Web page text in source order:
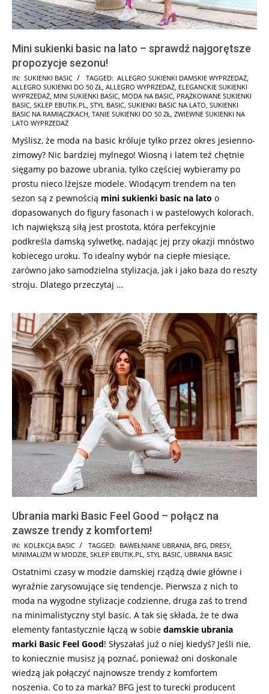
Mini sukienki basic na lato – sprawdź najgorętsze
propozycje sezonu!
2026-
07-
07
IN: SUKIENKI BASIC TAGGED: ALLEGRO SUKIENKI DAMSKIE WYPRZEDAŻ,
ALLEGRO SUKIENKI DO 50 ZŁ, ALLEGRO WYPRZEDAŻ, ELEGANCKIE SUKIENKI
WYPRZEDAŻ, MINI SUKIENKI BASIC, MODA NA BASIC, PRĄŻKOWANE SUKIENKI
BASIC, SKLEP EBUTIK.PL, STYL BASIC, SUKIENKI BASIC NA LATO, SUKIENKI
BASIC NA RAMIĄCZKACH, TANIE SUKIENKI DO 50 ZŁ, ZWIEWNE SUKIENKI NA
LATO WYPRZEDAŻ
Myślisz, że moda na basic króluje tylko przez okres jesienno-
zimowy? Nic bardziej mylnego! Wiosną i latem też chętnie
sięgamy po bazowe ubrania, tylko częściej wybieramy po
prostu nieco lżejsze modele. Wiodącym trendem na ten
sezon są z pewnością mini sukienki basic na lato o
dopasowanych do figury fasonach i w pastelowych kolorach.
Ich największą siłą jest prostota, która perfekcyjnie
podkreśla damską sylwetkę, nadając jej przy okazji mnóstwo
kobiecego uroku. To idealny wybór na ciepłe miesiące,
zarówno jako samodzielna stylizacja, jak i jako baza do reszty
stroju. Dlatego przeczytaj …
Ubrania marki Basic Feel Good – połącz na
zawsze trendy z komfortem!
2025-
08-
20
IN: KOLEKCJA BASIC TAGGED: BAWEŁNIANE UBRANIA, BFG, DRESY,
MINIMALIZM W MODZIE, SKLEP EBUTIK.PL, STYL BASIC, UBRANIA BASIC
Ostatnimi czasy w modzie damskiej rządzą dwie główne i
wyraźnie zarysowujące się tendencje. Pierwsza z nich to
moda na wygodne stylizacje codzienne, druga zaś to trend
na minimalistyczny styl basic. A tak się składa, że te dwa
elementy fantastycznie łączą w sobie damskie ubrania
marki Basic Feel Good! Słyszałaś już o niej kiedyś? Jeśli nie,
to koniecznie musisz ją poznać, ponieważ oni doskonale
wiedzą jak połączyć najnowsze trendy z komfortem
noszenia. Co to za marka? BFG jest to turecki producent